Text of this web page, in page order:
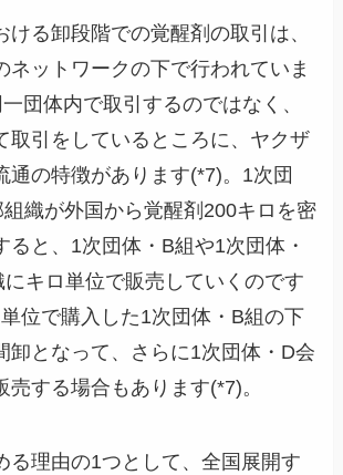
る卸段階での覚醒剤の取引は、
ネットワークの下で行われていま
団体内で取引するのではなく、
取引をしているところに、ヤクザ
通の特徴があります(*7)。1次団
織が外国から覚醒剤200キロを密
ると、1次団体・B組や1次団体・
キロ単位で販売していくのです
位で購入した1次団体・B組の下
卸となって、さらに1次団体・D会
売する場合もあります(*7)。
理由の1つとして、全国展開す